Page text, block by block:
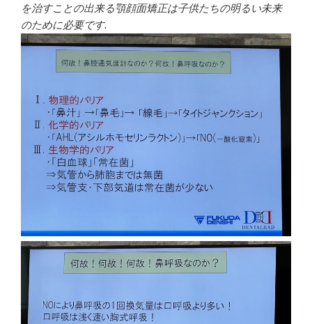
を治すことの出来る顎顔面矯正は子供たちの明るい未来
のために必要です.